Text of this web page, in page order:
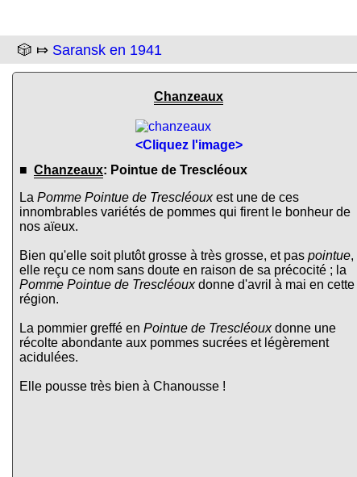
🎲 ⤇ Saransk en 1941
Chanzeaux
<Cliquez l'image>
■ Chanzeaux: Pointue de Trescléoux
La Pomme Pointue de Trescléouxest une de ces
innombrables variétés de pommes qui firent le bonheur de
nos aïeux.
Bien qu'elle soit plutôt grosse à très grosse, et pas pointue,
elle reçu ce nom sans doute en raison de sa précocité ; la
Pomme Pointue de Trescléouxdonne d'avril à mai en cette
région.
La pommier greffé en Pointue de Trescléouxdonne une
récolte abondante aux pommes sucrées et légèrement
acidulées.
Elle pousse très bien à Chanousse !